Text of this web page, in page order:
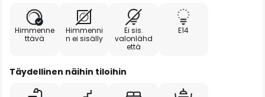
Himmenne
ttävä
Himmenni
n ei sisälly
Ei sis.
valonlähd
että
E14
Täydellinen näihin tiloihin